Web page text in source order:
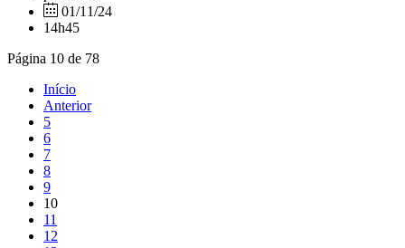
01/11/24
14h45
Página 10 de 78
Início
Anterior
5
6
7
8
9
10
11
12